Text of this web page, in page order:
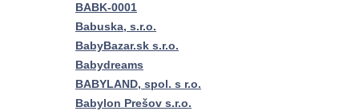
BABK-0001
Babuska, s.r.o.
BabyBazar.sk s.r.o.
Babydreams
BABYLAND, spol. s r.o.
Babylon Prešov s.r.o.